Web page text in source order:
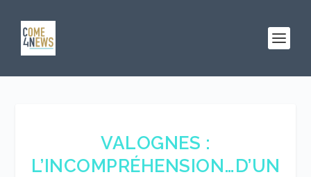
VALOGNES :
L’INCOMPRÉHENSION…D’UN